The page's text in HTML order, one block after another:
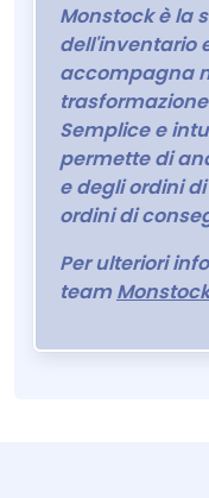
Monstock è la
dell'inventario
accompagna
Semplice e
permette di
e degli ordini
ordini di
Per ulteriori
team